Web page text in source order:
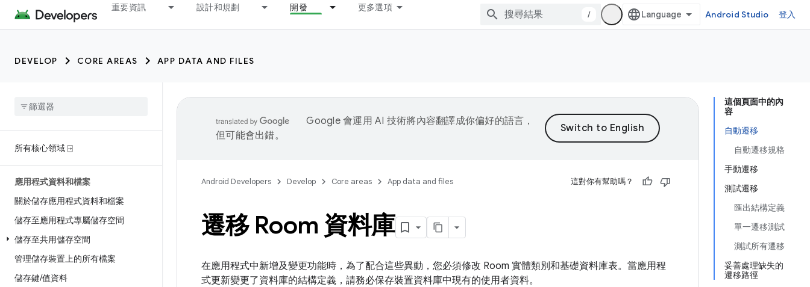
重要資訊 設計和規劃 開發 更多選項
/ Android Studio 登入
DEVELOP CORE AREAS APP DATA AND FILES
所有核心領域 ⍈
應用程式資料和檔案
關於儲存應用程式資料和檔案
儲存至應用程式專屬儲存空間
儲存至共用儲存空間
管理儲存裝置上的所有檔案
儲存鍵/值資料
這個頁面中的內
容
自動遷移
自動遷移規格
手動遷移
測試遷移
匯出結構定義
單一遷移測試
測試所有遷移
妥善處理缺失的
遷移路徑
Google 會運用 AI 技術將內容翻譯成你偏好的語言，
但可能會出錯。
Android Developers Develop Core areas App data and files 這對你有幫助嗎？
遷移 Room 資料庫
在應用程式中新增及變更功能時，為了配合這些異動，您必須修改 Room 實體類別和基礎資料庫表。當應用程
式更新變更了資料庫的結構定義，請務必保存裝置資料庫中現有的使用者資料。